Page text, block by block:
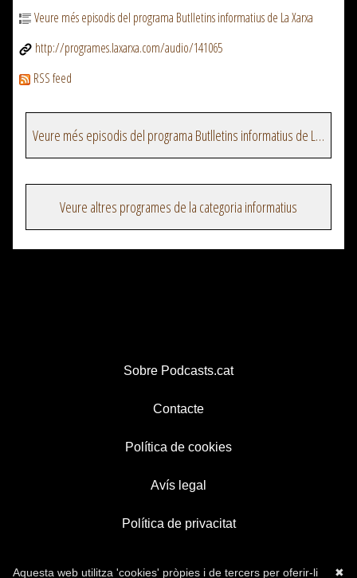
Veure més episodis del programa Butlletins informatius de La Xarxa
http://programes.laxarxa.com/audio/141065
RSS feed
Veure més episodis del programa Butlletins informatius de La Xarxa
Veure altres programes de la categoria informatius
Sobre Podcasts.cat
Contacte
Política de cookies
Avís legal
Política de privacitat
✖
Aquesta web utilitza 'cookies' pròpies i de tercers per oferir-li